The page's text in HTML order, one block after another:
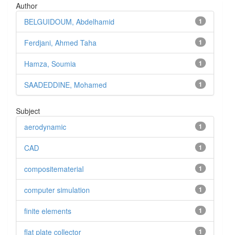
Author
1
BELGUIDOUM, Abdelhamid
1
Ferdjani, Ahmed Taha
1
Hamza, Soumia
1
SAADEDDINE, Mohamed
Subject
1
aerodynamic
1
CAD
1
compositematerial
1
computer simulation
1
finite elements
1
flat plate collector